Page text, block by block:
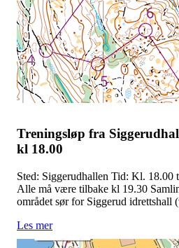
Treningsløp fra
kl 18.00
Sted: Siggerudhallen Tid: Kl. 18.00
Alle må være tilbake kl 19.30
området sør for Siggerud idrettshall
Les mer